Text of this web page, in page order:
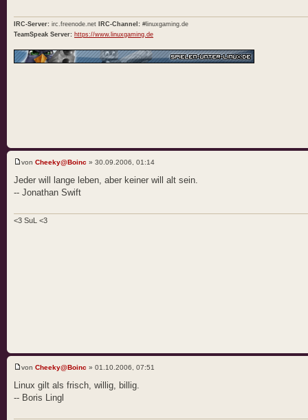
IRC-Server: irc.freenode.net IRC-Channel: #linuxgaming.de
TeamSpeak Server: https://www.linuxgaming.de
von Cheeky@Boinc » 30.09.2006, 01:14
Jeder will lange leben, aber keiner will alt sein.
-- Jonathan Swift
<3 SuL <3
von Cheeky@Boinc » 01.10.2006, 07:51
Linux gilt als frisch, willig, billig.
-- Boris Lingl